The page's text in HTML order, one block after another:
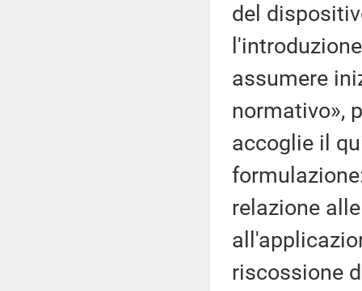
del
assumere
normativo»,
accoglie il
relazione
riscossione